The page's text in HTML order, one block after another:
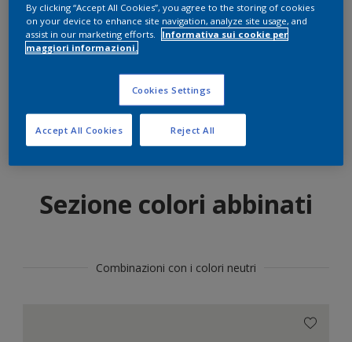
Trova il prodotto in questo colore
Vai
Sezione colori abbinati
Combinazioni con i colori neutri
By clicking “Accept All Cookies”, you agree to the storing of cookies
on your device to enhance site navigation, analyze site usage, and
assist in our marketing efforts.
Informativa sui cookie per
maggiori informazioni.
Cookies Settings
Reject All
Accept All Cookies